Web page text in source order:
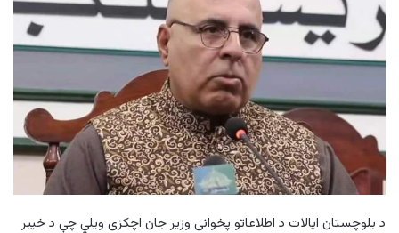
د بلوچستان ایالات د اطلاعاتو پخوانی وزیر جان اچکزی ویلي چې د خیبر